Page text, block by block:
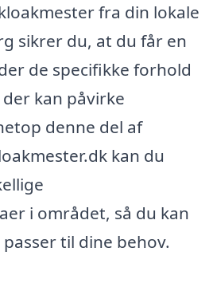
fra din lokale
sikrer du, at du får en
de specifikke forhold
kan påvirke
denne del af
kan du
i området, så du kan
til dine behov.